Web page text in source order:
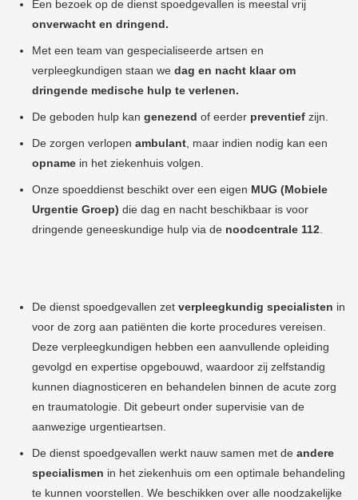
Een bezoek op de dienst spoedgevallen is meestal vrij
onverwacht en dringend.
Met een team van gespecialiseerde artsen en
verpleegkundigen staan we dag en nacht klaar om
dringende medische hulp te verlenen.
De geboden hulp kan genezend of eerder preventief zijn.
De zorgen verlopen ambulant , maar indien nodig kan een
opname in het ziekenhuis volgen.
Onze spoeddienst beschikt over een eigen MUG (Mobiele
Urgentie Groep) die dag en nacht beschikbaar is voor
dringende geneeskundige hulp via de noodcentrale 112
De dienst spoedgevallen zet verpleegkundig specialisten in
voor de zorg aan patiënten die korte procedures vereisen.
Deze verpleegkundigen hebben een aanvullende opleiding
gevolgd en expertise opgebouwd, waardoor zij zelfstandig
kunnen diagnosticeren en behandelen binnen de acute zorg
en traumatologie. Dit gebeurt onder supervisie van de
aanwezige urgentieartsen.
De dienst spoedgevallen werkt nauw samen met de andere
specialismen in het ziekenhuis om een optimale behandeling
te kunnen voorstellen. We beschikken over alle noodzakelijke